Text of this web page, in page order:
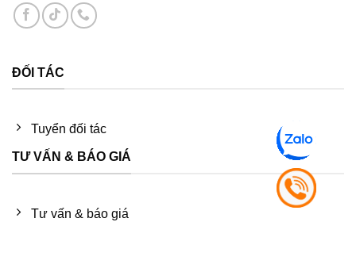
ĐỐI TÁC
Tuyển đối tác
TƯ VẤN & BÁO GIÁ
Tư vấn & báo giá